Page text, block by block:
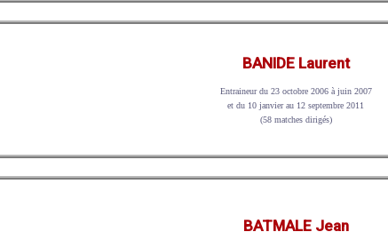
BANIDE Laurent
Entraineur du 23 octobre 2006 à juin 2007
et du 10 janvier au 12 septembre 2011
(58 matches dirigés)
BATMALE Jean